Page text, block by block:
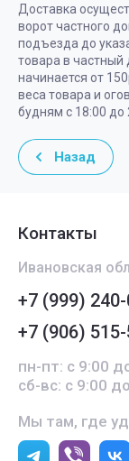
Доставка
ворот частного
подъезда до
товара в частный
начинается от
веса товара и
будням с 18:00 до
Назад
Контакты
Ивановская
+7 (999)
+7 (906)
пн-пт: с 9:00
сб-вс: с 9:00
Мы там, где